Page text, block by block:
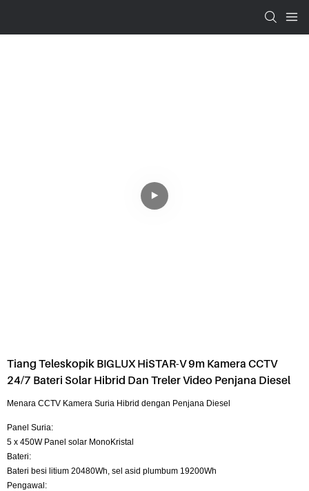
Tiang Teleskopik BIGLUX HiSTAR-V 9m Kamera CCTV
24/7 Bateri Solar Hibrid Dan Treler Video Penjana Diesel
Menara CCTV Kamera Suria Hibrid dengan Penjana Diesel
Panel Suria:
5 x 450W Panel solar MonoKristal
Bateri:
Bateri besi litium 20480Wh, sel asid plumbum 19200Wh
Pengawal: